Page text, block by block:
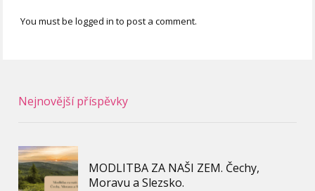
You must be logged in to post a comment.
Nejnovější příspěvky
MODLITBA ZA NAŠI ZEM. Čechy,
Moravu a Slezsko.